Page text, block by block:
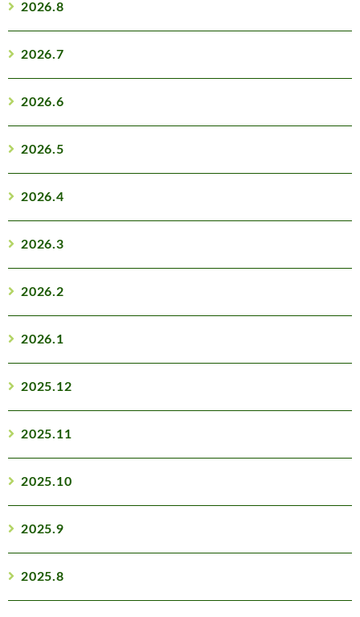
2026.8
2026.7
2026.6
2026.5
2026.4
2026.3
2026.2
2026.1
2025.12
2025.11
2025.10
2025.9
2025.8